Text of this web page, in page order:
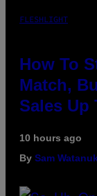
FLESHLIGHT
How To
Match,
Sales Up
10 hours ago
By Sam